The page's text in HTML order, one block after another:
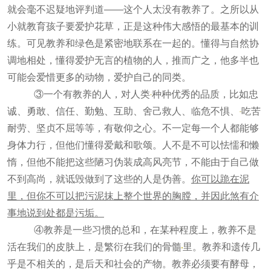
就会毫不迟疑地评判道——这个人太没有教养了。之所以从
小就教育孩子要爱护花草，正是这种伟大感悟的最基本的训
练。可见教养和绿色是紧密地联系在一起的。懂得与自然协
调地相处，懂得爱护无言的植物的人，推而广之，他多半也
可能会爱惜更多的动物，爱护自己的同类。
③一个有教养的人，对人类种种优秀的品质，比如忠
诚、勇敢、信任、勤勉、互助、舍己救人、临危不惧、
吃苦
耐劳、坚贞不屈等等，有敬仰之心。不一定每一个人都能够
身体力行，但他们懂得爱戴和歌颂。人不是不可以怯懦和懒
惰，但他不能把这些陋习伪装成高风亮节，不能由于自己做
不到高尚，就诋毁做到了这些的人是伪善。 你可以跪在泥
里，但你不可以把污泥抹上整个世界的胸膛，并因此煞有介
事地说到处都是污垢。
④教养是一些习惯的总和，在某种程度上，教养不是
活在我们的皮肤上，是繁衍在我们的骨髓 里。教养和遗传几
乎是不相关的，是后天和社会的产物。教养必须要有酵母，